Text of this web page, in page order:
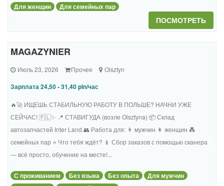
Для женщин
Для семейных пар
ПОСМОТРЕТЬ
MAGAZYNIER
Июль 23, 2026 Прочее Olsztyn
Зарплата 24,50 - 31,40 pln/час
🔥🚀 ИЩЕШЬ СТАБИЛЬНУЮ РАБОТУ В ПОЛЬШЕ? НАЧНИ УЖЕ
СЕЙЧАС! 🇵🇱✨ 📍 СТАВИГУДА (возле Olsztyna) 📦 Склад
автозапчастей Inter Land 👥 Работа для: 👨 мужчин 👩 женщин 💑
семейных пар ⭐ Что тебя ждёт? 📱 Сбор заказов с помощью сканера
— всё просто, обучение на месте!...
С проживанием Без языка Без опыта
Для мужчин